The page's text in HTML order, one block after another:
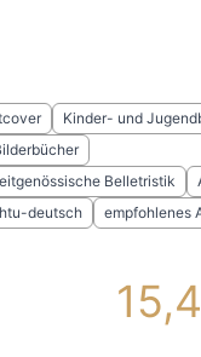
Kinder- und
Belletristik
deutsch empfohlenes